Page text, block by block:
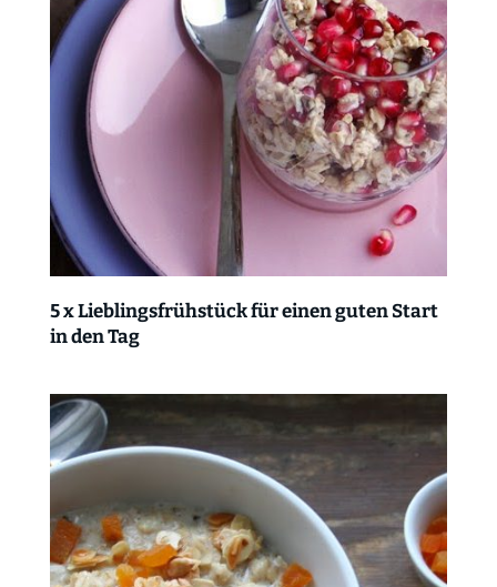
5 x Lieblingsfrühstück für einen guten Start
in den Tag